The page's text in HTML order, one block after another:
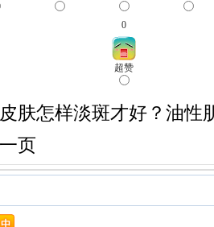
0
超赞
肤怎样淡斑才好？油性
页